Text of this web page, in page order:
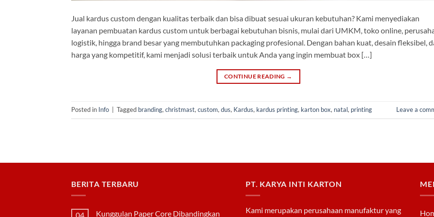
Jual kardus custom dengan kualitas terbaik dan bisa dibuat sesuai ukuran kebutuhan? Kami menyediakan
layanan pembuatan kardus custom untuk berbagai kebutuhan bisnis, mulai dari UMKM, toko online,
logistik, hingga brand besar yang membutuhkan packaging profesional. Dengan bahan kuat, desain fleksibel,
harga yang kompetitif, kami menjadi solusi terbaik untuk Anda yang ingin membuat box […]
CONTINUE READING →
Posted in Info Tagged branding, christmast, custom, dus, Kardus, kardus printing, karton box, natal, printing Leave a
BERITA TERBARU
04 Kunggulan Paper Core Dibandingkan
PT. KARYA INTI KARTON
Kami merupakan perusahaan manufaktur yang